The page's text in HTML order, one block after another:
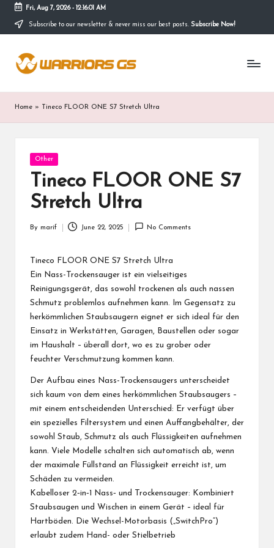
Skip
content
Fri, Aug 7, 2026- 12:16:01 AM
Subscribe to our newsletter & never miss our best posts. Subscribe Now!
Home » Tineco FLOOR ONE S7 Stretch Ultra
Posted
in
Other
Tineco FLOOR ONE S7
Stretch Ultra
Posted
By marif June 22, 2025 No Comments
Tineco FLOOR ONE S7 Stretch Ultra
Ein Nass-Trockensauger ist ein vielseitiges
Reinigungsgerät, das sowohl trockenen als auch nassen
Schmutz problemlos aufnehmen kann. Im Gegensatz zu
herkömmlichen Staubsaugern eignet er sich ideal für den
Einsatz in Werkstätten, Garagen, Baustellen oder sogar
im Haushalt – überall dort, wo es zu grober oder
feuchter Verschmutzung kommen kann.
Der Aufbau eines Nass-Trockensaugers unterscheidet
sich kaum von dem eines herkömmlichen Staubsaugers –
mit einem entscheidenden Unterschied: Er verfügt über
ein spezielles Filtersystem und einen Auffangbehälter, der
sowohl Staub, Schmutz als auch Flüssigkeiten aufnehmen
kann. Viele Modelle schalten sich automatisch ab, wenn
der maximale Füllstand an Flüssigkeit erreicht ist, um
Schäden zu vermeiden.
Kabelloser 2‑in‑1 Nass‑ und Trockensauger: Kombiniert
Staubsaugen und Wischen in einem Gerät – ideal für
Hartböden. Die Wechsel-Motorbasis („SwitchPro“)
erlaubt zudem Hand- oder Stielbetrieb